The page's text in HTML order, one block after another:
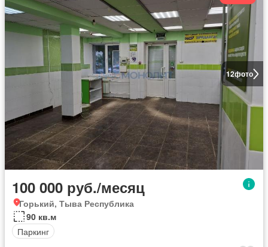
12фото
100 000 руб./месяц
Горький, Тыва Республика
90 кв.м
Паркинг